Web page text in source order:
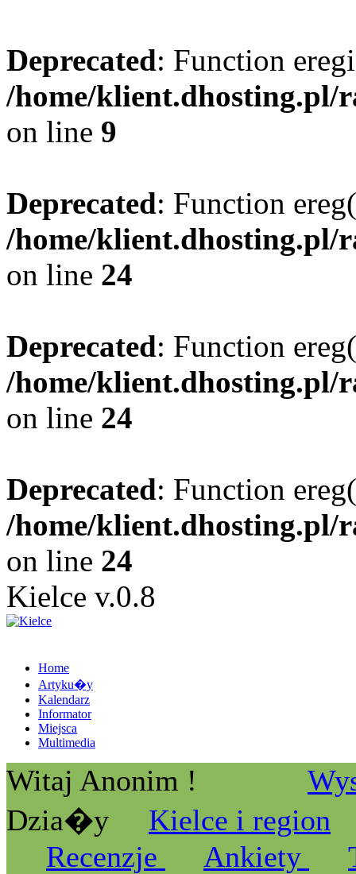
Deprecated: Function
/home/klient.dhosting.pl/
on line 9
Deprecated: Function
/home/klient.dhosting.pl/
on line 24
Deprecated: Function
/home/klient.dhosting.pl/
on line 24
Deprecated: Function
/home/klient.dhosting.pl/
on line 24
Kielce v.0.8
Home
Artyku�y
Kalendarz
Informator
Miejsca
Multimedia
Witaj Anonim !
Dzia�y
Kielce i region
Recenzje
Ankiety